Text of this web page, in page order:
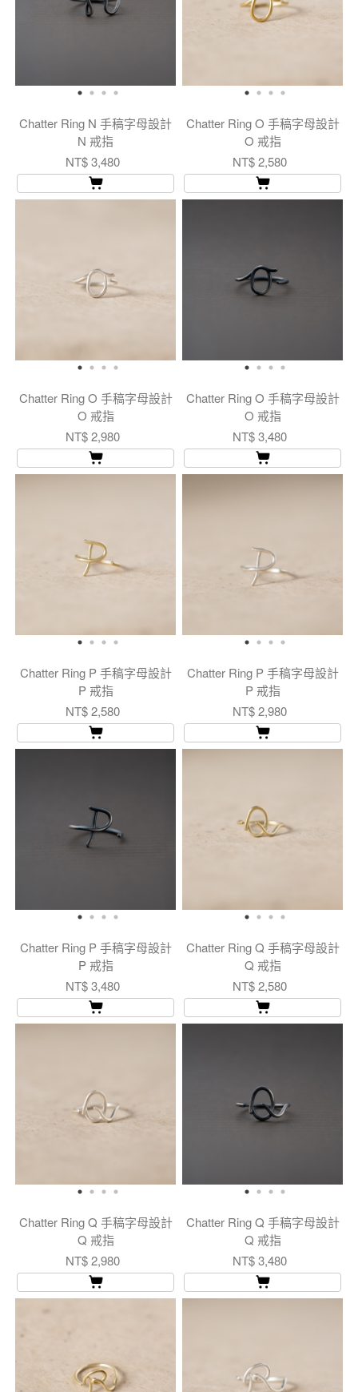
Chatter Ring N 手稿字母設計
N 戒指
NT$ 3,480
Chatter Ring O 手稿字母設計
O 戒指
NT$ 2,580
Chatter Ring O 手稿字母設計
O 戒指
NT$ 2,980
Chatter Ring O 手稿字母設計
O 戒指
NT$ 3,480
Chatter Ring P 手稿字母設計
P 戒指
NT$ 2,580
Chatter Ring P 手稿字母設計
P 戒指
NT$ 2,980
Chatter Ring P 手稿字母設計
P 戒指
NT$ 3,480
Chatter Ring Q 手稿字母設計
Q 戒指
NT$ 2,580
Chatter Ring Q 手稿字母設計
Q 戒指
NT$ 2,980
Chatter Ring Q 手稿字母設計
Q 戒指
NT$ 3,480